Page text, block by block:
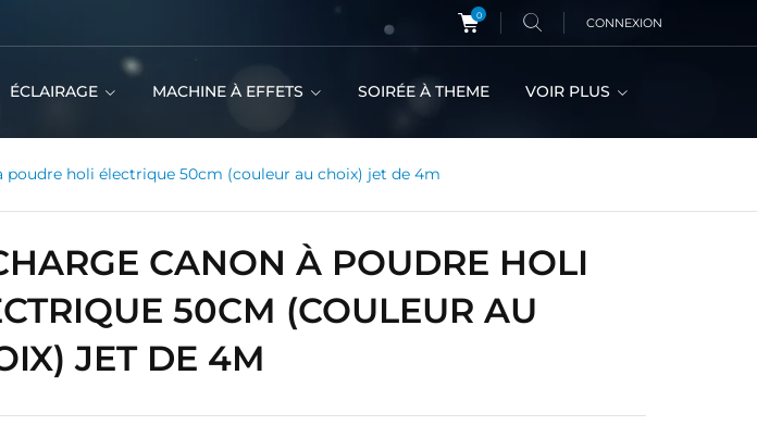
0 CONNEXION
ÉCLAIRAGE MACHINE À EFFETS SOIRÉE À THEME VOIR PLUS
poudre holi électrique 50cm (couleur au choix) jet de 4m
CANON À POUDRE HOLI
50CM (COULEUR AU
JET DE 4M